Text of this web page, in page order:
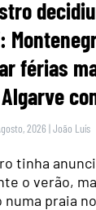
férias
2026 |João Luís
tinha
o verão,
praia